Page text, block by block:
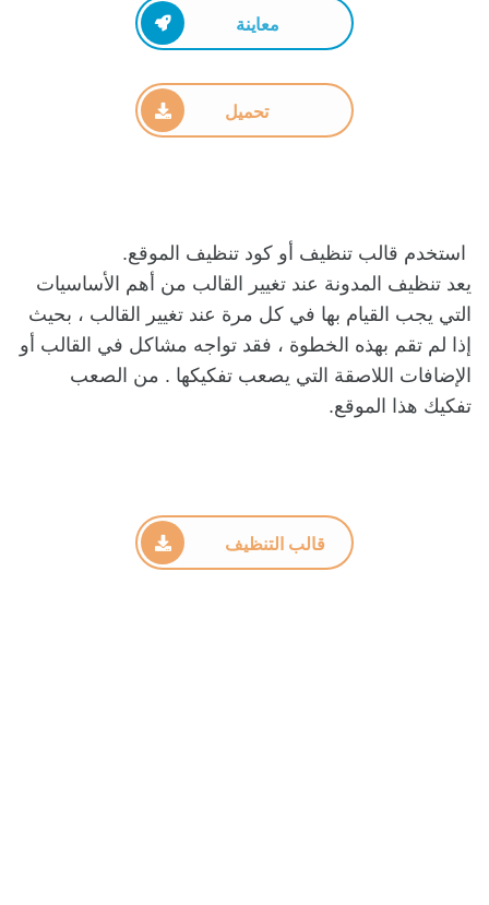
معاينة
تحميل
استخدم قالب تنظيف أو كود تنظيف الموقع.
يعد تنظيف المدونة عند تغيير القالب من أهم الأساسيات
التي يجب القيام بها في كل مرة عند تغيير القالب ، بحيث
إذا لم تقم بهذه الخطوة ، فقد تواجه مشاكل في القالب أو
الإضافات اللاصقة التي يصعب تفكيكها . من الصعب
تفكيك هذا الموقع.
قالب التنظيف